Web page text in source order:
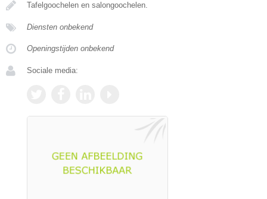
Tafelgoochelen en salongoochelen.
Diensten onbekend
Openingstijden onbekend
Sociale media: